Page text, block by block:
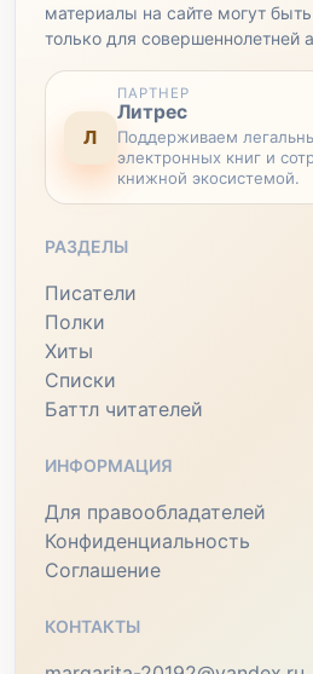
материалы на сайте могут
только для совершеннолетней
Л
ПАРТНЕР
Литрес
Поддерживаем
электронных книг и
книжной экосистемой.
РАЗДЕЛЫ
Писатели
Полки
Хиты
Списки
Баттл читателей
ИНФОРМАЦИЯ
Для правообладателей
Конфиденциальность
Соглашение
КОНТАКТЫ